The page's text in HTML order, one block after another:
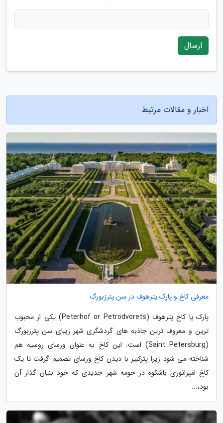
ارسال
اخبار و مقالات مرتبط
معرفی کاخ و پارک پترهوف در سن پترزبورگ
پارک یا کاخ پترهوف (Peterhof or Petrodvorets) یکی از محبوب
ترین و معروف ترین جاذبه های گردشگری شهر زیبای سن پترزبورگ
(Saint Petersburg) است. این کاخ به عنوان ورسای روسیه هم
شناخته می شود زیرا پترکبیر با دیدن کاخ ورسای تصمیم گرفت تا یک
کاخ امپراتوری باشکوه در حومه شهر جدیدی که خود بنیان گذار آن
بود،...